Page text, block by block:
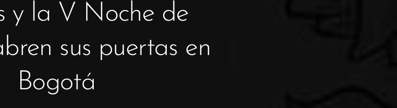
y la V Noche de
sus puertas en
Bogotá